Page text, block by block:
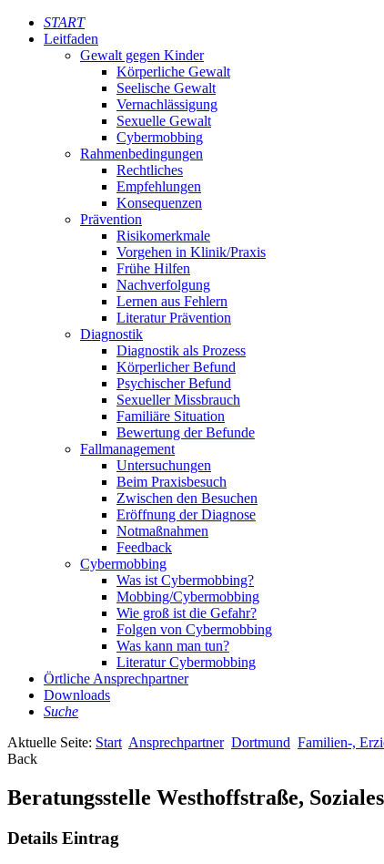
START
Leitfaden
Gewalt gegen Kinder
Körperliche Gewalt
Seelische Gewalt
Vernachlässigung
Sexuelle Gewalt
Cybermobbing
Rahmenbedingungen
Rechtliches
Empfehlungen
Konsequenzen
Prävention
Risikomerkmale
Vorgehen in Klinik/Praxis
Frühe Hilfen
Nachverfolgung
Lernen aus Fehlern
Literatur Prävention
Diagnostik
Diagnostik als Prozess
Körperlicher Befund
Psychischer Befund
Sexueller Missbrauch
Familiäre Situation
Bewertung der Befunde
Fallmanagement
Untersuchungen
Beim Praxisbesuch
Zwischen den Besuchen
Eröffnung der Diagnose
Notmaßnahmen
Feedback
Cybermobbing
Was ist Cybermobbing?
Mobbing/Cybermobbing
Wie groß ist die Gefahr?
Folgen von Cybermobbing
Was kann man tun?
Literatur Cybermobbing
Örtliche Ansprechpartner
Downloads
Suche
Aktuelle Seite: Start Ansprechpartner Dortmund Familien-,
Back
Beratungsstelle Westhoffstraße,
Details Eintrag